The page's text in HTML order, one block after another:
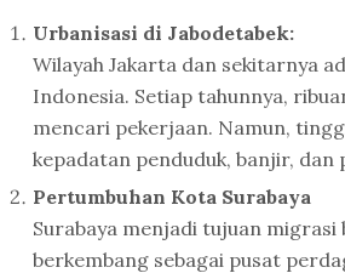
Urbanisasi di Jabodetabek:
Wilayah Jakarta dan sekitarnya
Indonesia. Setiap tahunnya,
mencari pekerjaan. Namun,
kepadatan penduduk, banjir, dan
Pertumbuhan Kota Surabaya
Surabaya menjadi tujuan migrasi
berkembang sebagai pusat